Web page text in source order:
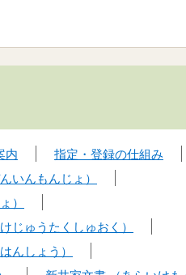
内 指定・登録の仕組み
いんもんじょ）
）
じゅうたくしゅおく）
んしょう）